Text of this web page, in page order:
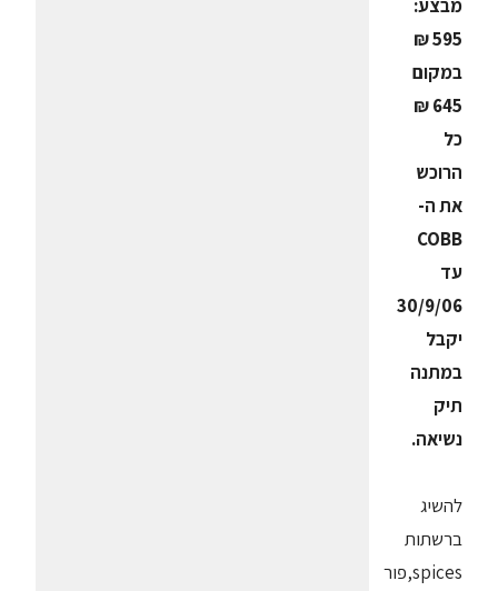
מבצע:
595 ₪
במקום
645 ₪
כל
הרוכש
את ה-
COBB
עד
30/9/06
יקבל
במתנה
תיק
נשיאה.
להשיג
ברשתות
spices,פור